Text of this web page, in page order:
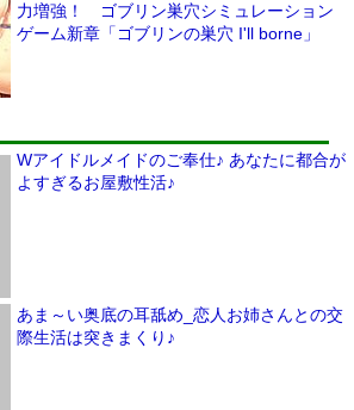
力増強！ ゴブリン巣穴シミュレーション
ゲーム新章「ゴブリンの巣穴 I'll borne」
Wアイドルメイドのご奉仕♪ あなたに都合が
よすぎるお屋敷性活♪
あま～い奥底の耳舐め_恋人お姉さんとの交
際生活は突きまくり♪